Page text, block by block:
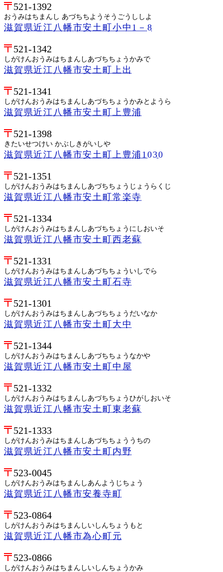
521-1392
おうみはちまんし あづちちようそうごうししよ
滋賀県近江八幡市安土町小中1－8
521-1342
しがけんおうみはちまんしあづちちょうかみで
滋賀県近江八幡市安土町上出
521-1341
しがけんおうみはちまんしあづちちょうかみとようら
滋賀県近江八幡市安土町上豊浦
521-1398
きたいせつけい かぶしきがいしや
滋賀県近江八幡市安土町上豊浦1030
521-1351
しがけんおうみはちまんしあづちちょうじょうらくじ
滋賀県近江八幡市安土町常楽寺
521-1334
しがけんおうみはちまんしあづちちょうにしおいそ
滋賀県近江八幡市安土町西老蘇
521-1331
しがけんおうみはちまんしあづちちょういしでら
滋賀県近江八幡市安土町石寺
521-1301
しがけんおうみはちまんしあづちちょうだいなか
滋賀県近江八幡市安土町大中
521-1344
しがけんおうみはちまんしあづちちょうなかや
滋賀県近江八幡市安土町中屋
521-1332
しがけんおうみはちまんしあづちちょうひがしおいそ
滋賀県近江八幡市安土町東老蘇
521-1333
しがけんおうみはちまんしあづちちょううちの
滋賀県近江八幡市安土町内野
523-0045
しがけんおうみはちまんしあんようじちょう
滋賀県近江八幡市安養寺町
523-0864
しがけんおうみはちまんしいしんちょうもと
滋賀県近江八幡市為心町元
523-0866
しがけんおうみはちまんしいしんちょうかみ